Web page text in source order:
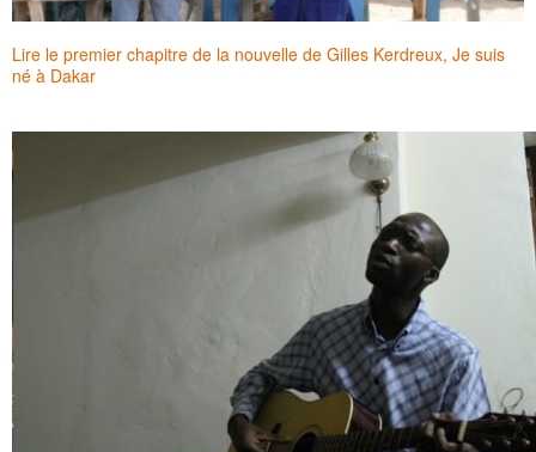
Lire le premier chapitre de la nouvelle de Gilles Kerdreux, Je suis
né à Dakar